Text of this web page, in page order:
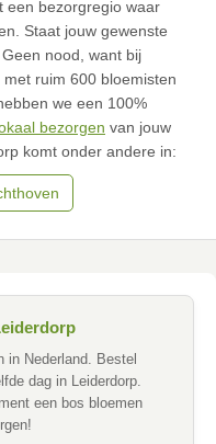
een bezorgregio waar
Staat jouw gewenste
nood, want bij
ruim 600 bloemisten
we een 100%
bezorgen van jouw
komt onder andere in:
in Nederland. Bestel
dag in Leiderdorp.
een bos bloemen